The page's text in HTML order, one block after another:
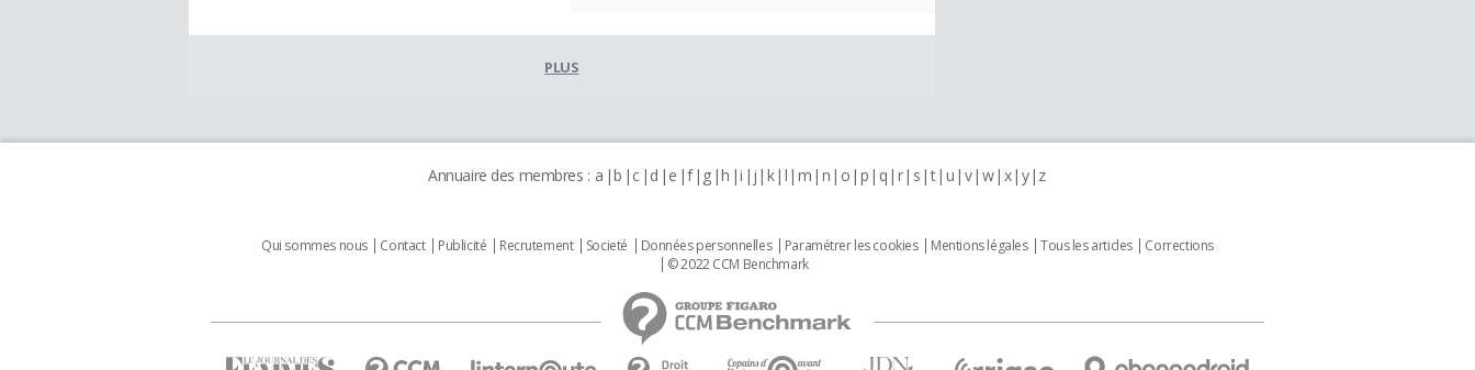
PLUS
Annuaire des membres : a b c d e f g h i j k l m n o p q r s t u v w x y z
Qui sommes nous Contact Publicité Recrutement Societé Données personnelles Paramétrer les cookies Mentions légales Tous les articles
Corrections
© 2022 CCM Benchmark